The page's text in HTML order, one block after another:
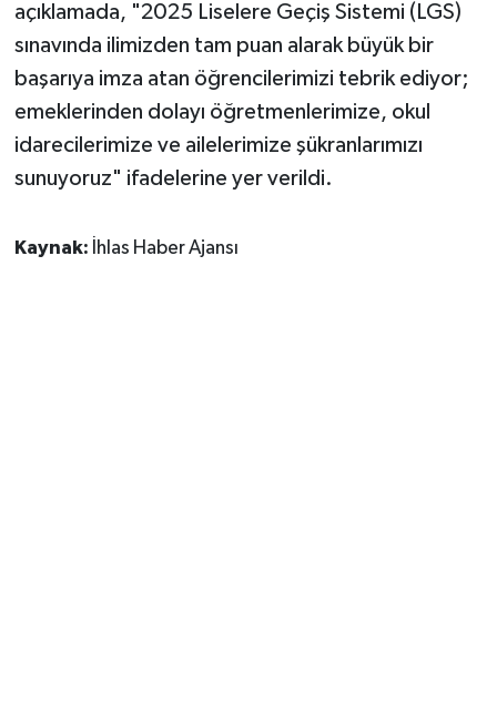
açıklamada, "2025 Liselere Geçiş Sistemi (LGS)
sınavında ilimizden tam puan alarak büyük bir
başarıya imza atan öğrencilerimizi tebrik ediyor;
emeklerinden dolayı öğretmenlerimize, okul
idarecilerimize ve ailelerimize şükranlarımızı
sunuyoruz" ifadelerine yer verildi.
Kaynak: İhlas Haber Ajansı